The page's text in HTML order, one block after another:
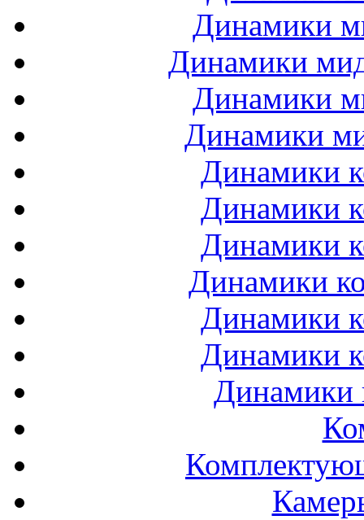
Динамики
Динамики
Динамики
Динамики
Динамики
Динамики
Динамики
Динамики
Динамики
Динамики
Динамики